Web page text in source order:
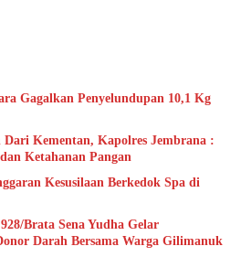
Gagalkan Penyelundupan 10,1 Kg
Kementan, Kapolres Jembrana :
Ketahanan Pangan
Kesusilaan Berkedok Spa di
Brata Sena Yudha Gelar
Darah Bersama Warga Gilimanuk